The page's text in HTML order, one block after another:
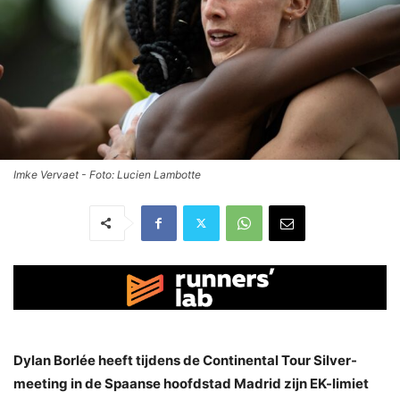
Imke Vervaet - Foto: Lucien Lambotte
Dylan Borlée heeft tijdens de Continental Tour Silver-
meeting in de Spaanse hoofdstad Madrid zijn EK-limiet